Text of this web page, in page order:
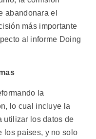
abandonara el
más importante
al informe Doing
la
lo cual incluye la
utilizar los datos de
los países, y no solo